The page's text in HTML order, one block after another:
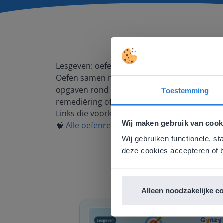
Toestemming
Wij maken gebruik van
Wij gebruiken functionele,
deze cookies accepteren of
Alleen noodzakelijke
Lesgeven: oefenreeksen
Oefen samen met je leerlingen doelgericht
opgaven rond één duidelijk leerdoel, zodat
remediëring of verdieping.
Links die voorkomen in deze video:
🧠 Alle oefenreeksen
Deze
Gezien